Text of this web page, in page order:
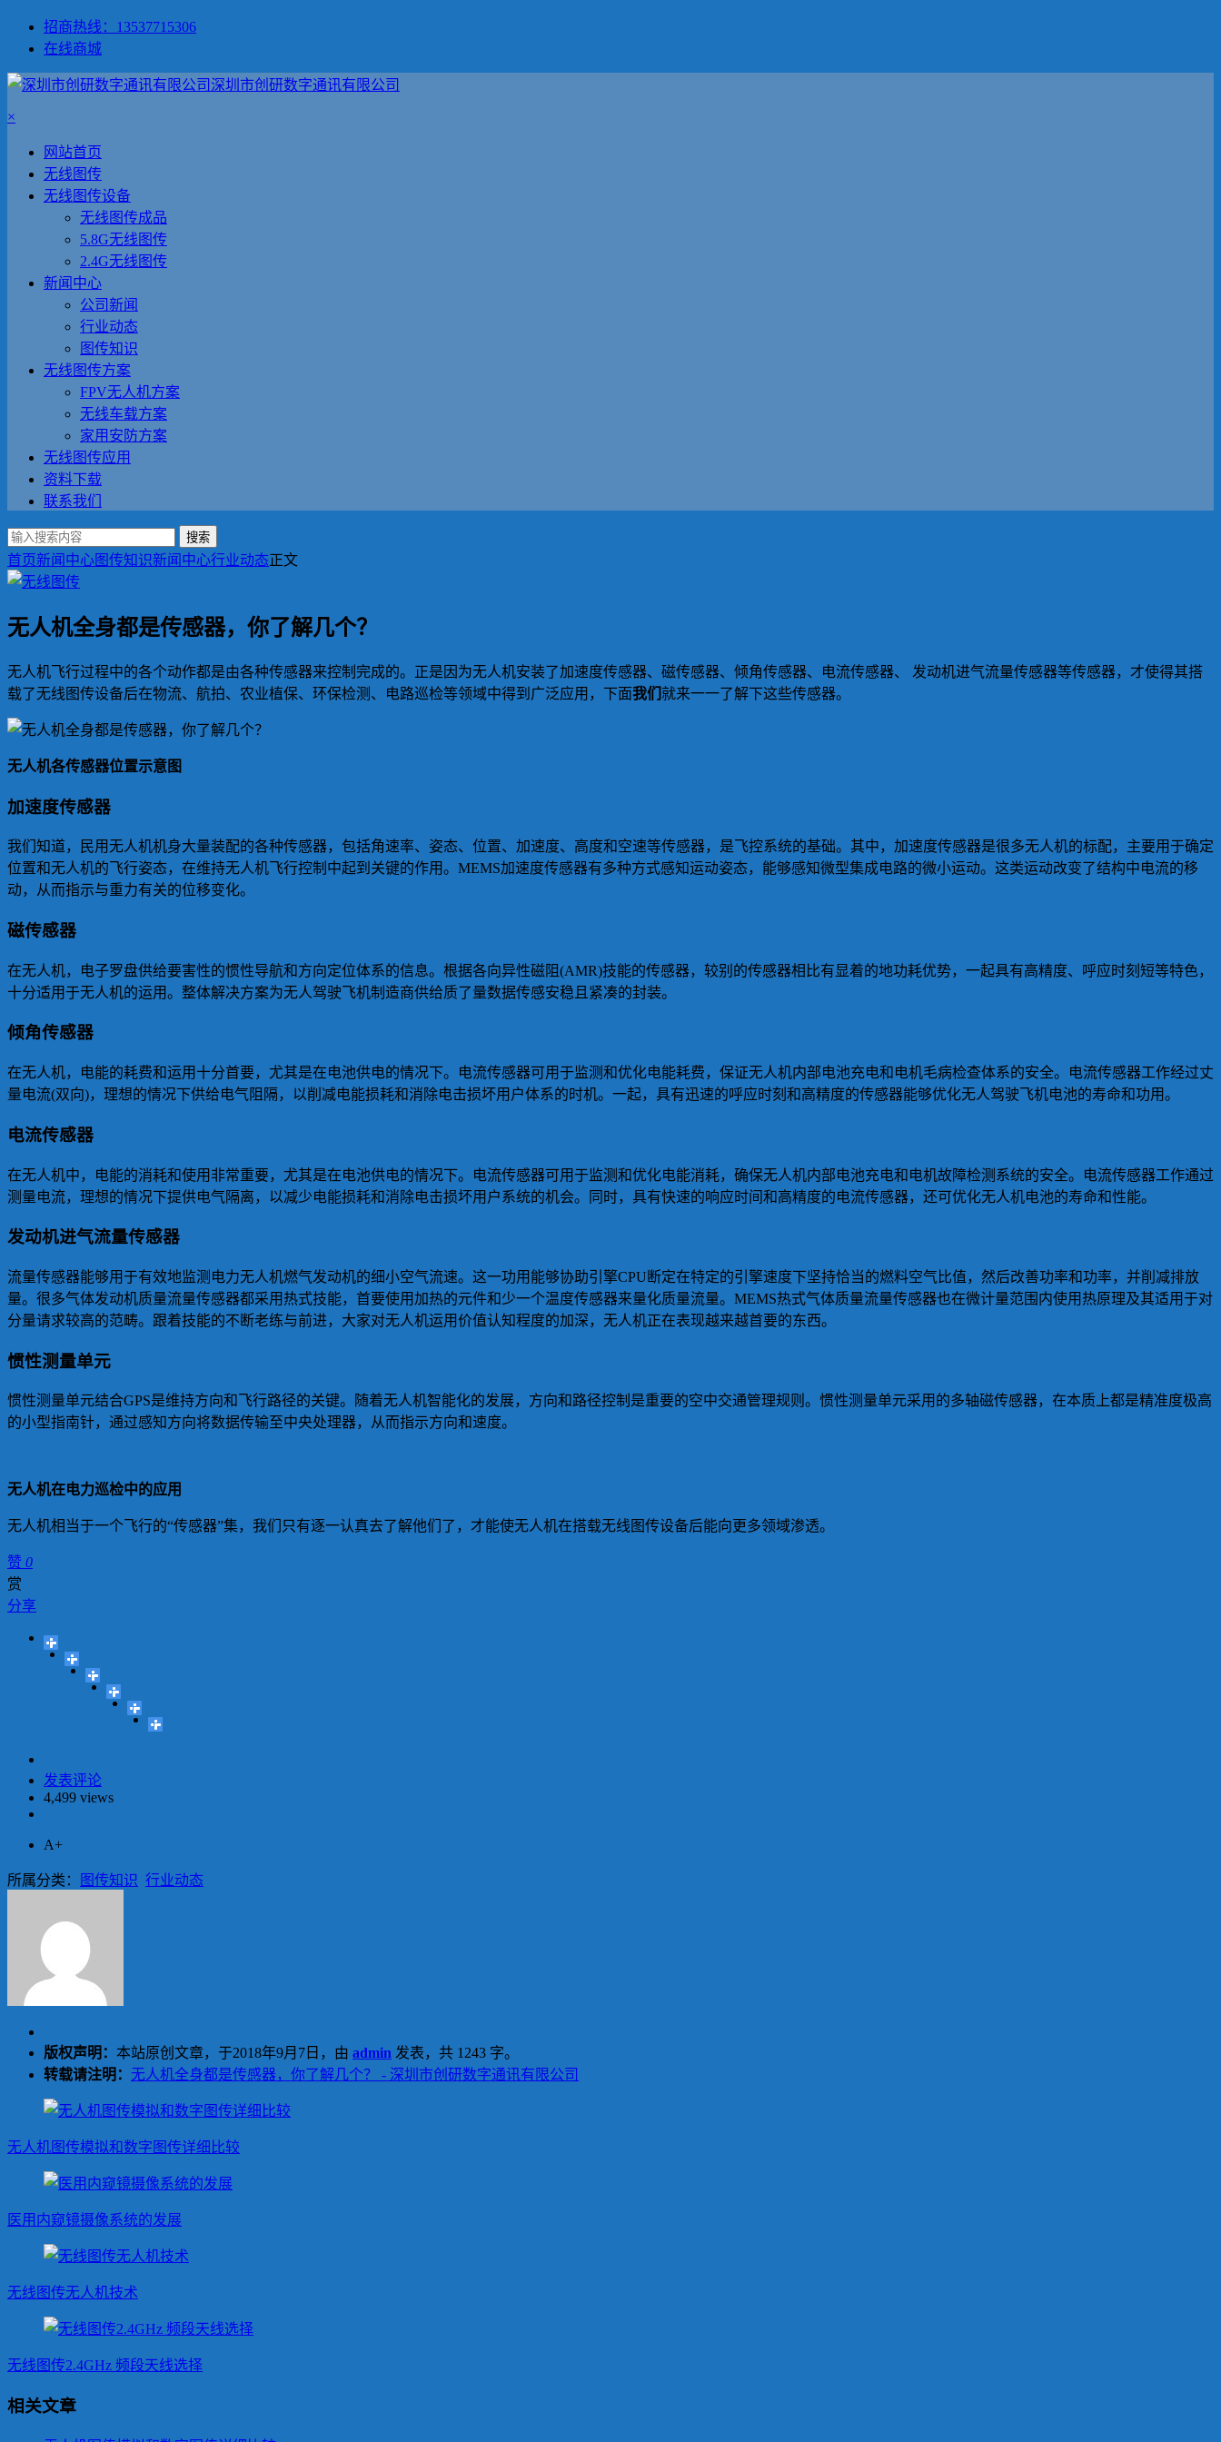
招商热线：13537715306
在线商城
深圳市创研数字通讯有限公司
×
网站首页
无线图传
无线图传设备
无线图传成品
5.8G无线图传
2.4G无线图传
新闻中心
公司新闻
行业动态
图传知识
无线图传方案
FPV无人机方案
无线车载方案
家用安防方案
无线图传应用
资料下载
联系我们
搜索
首页新闻中心图传知识新闻中心行业动态正文
无人机全身都是传感器，你了解几个？
无人机飞行过程中的各个动作都是由各种传感器来控制完成的。正是因为无人机安装了加速度传感器、磁传感器、倾角传感器、电流传感器、 发动机进气流量传感器等传感器，才使得其搭
载了无线图传设备后在物流、航拍、农业植保、环保检测、电路巡检等领域中得到广泛应用，下面我们 就来一一了解下这些传感器。
无人机各传感器位置示意图
加速度传感器
我们知道，民用无人机机身大量装配的各种传感器，包括角速率、姿态、位置、加速度、高度和空速等传感器，是飞控系统的基础。其中，加速度传感器是很多无人机的标配，主要用于确定
位置和无人机的飞行姿态，在维持无人机飞行控制中起到关键的作用。MEMS加速度传感器有多种方式感知运动姿态，能够感知微型集成电路的微小运动。这类运动改变了结构中电流的移
动，从而指示与重力有关的位移变化。
磁传感器
在无人机，电子罗盘供给要害性的惯性导航和方向定位体系的信息。根据各向异性磁阻(AMR)技能的传感器，较别的传感器相比有显着的地功耗优势，一起具有高精度、呼应时刻短等特色，
十分适用于无人机的运用。整体解决方案为无人驾驶飞机制造商供给质了量数据传感安稳且紧凑的封装。
倾角传感器
在无人机，电能的耗费和运用十分首要，尤其是在电池供电的情况下。电流传感器可用于监测和优化电能耗费，保证无人机内部电池充电和电机毛病检查体系的安全。电流传感器工作经过丈
量电流(双向)，理想的情况下供给电气阻隔，以削减电能损耗和消除电击损坏用户体系的时机。一起，具有迅速的呼应时刻和高精度的传感器能够优化无人驾驶飞机电池的寿命和功用。
电流传感器
在无人机中，电能的消耗和使用非常重要，尤其是在电池供电的情况下。电流传感器可用于监测和优化电能消耗，确保无人机内部电池充电和电机故障检测系统的安全。电流传感器工作通过
测量电流，理想的情况下提供电气隔离，以减少电能损耗和消除电击损坏用户系统的机会。同时，具有快速的响应时间和高精度的电流传感器，还可优化无人机电池的寿命和性能。
发动机进气流量传感器
流量传感器能够用于有效地监测电力无人机燃气发动机的细小空气流速。这一功用能够协助引擎CPU断定在特定的引擎速度下坚持恰当的燃料空气比值，然后改善功率和功率，并削减排放
量。很多气体发动机质量流量传感器都采用热式技能，首要使用加热的元件和少一个温度传感器来量化质量流量。MEMS热式气体质量流量传感器也在微计量范围内使用热原理及其适用于对
分量请求较高的范畴。跟着技能的不断老练与前进，大家对无人机运用价值认知程度的加深，无人机正在表现越来越首要的东西。
惯性测量单元
惯性测量单元结合GPS是维持方向和飞行路径的关键。随着无人机智能化的发展，方向和路径控制是重要的空中交通管理规则。惯性测量单元采用的多轴磁传感器，在本质上都是精准度极高
的小型指南针，通过感知方向将数据传输至中央处理器，从而指示方向和速度。
无人机在电力巡检中的应用
无人机相当于一个飞行的“传感器”集，我们只有逐一认真去了解他们了，才能使无人机在搭载无线图传设备后能向更多领域渗透。
赞 0
赏
分享
发表评论
4,499 views
A+
所属分类： 图传知识 行业动态
版权声明： 本站原创文章，于2018年9月7日，由 admin 发表，共 1243 字。
转载请注明： 无人机全身都是传感器，你了解几个？ - 深圳市创研数字通讯有限公司
无人机图传模拟和数字图传详细比较
医用内窥镜摄像系统的发展
无线图传无人机技术
无线图传2.4GHz 频段天线选择
相关文章